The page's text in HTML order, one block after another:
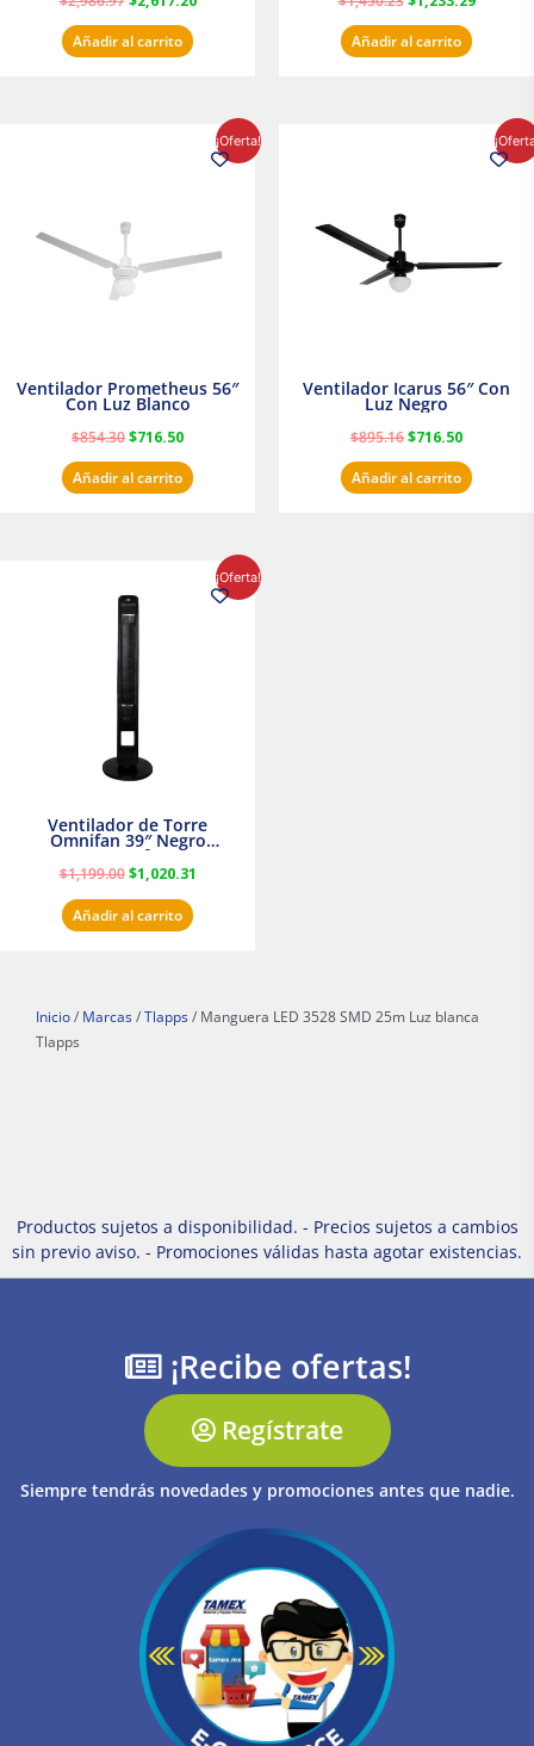
Añadir al carrito Añadir al carrito
¡Oferta!
Ventilador Prometheus 56″
Con Luz Blanco
$854.30$716.50
precio
actual
Añadir al carrito
Ventilador Icarus 56″ Con
Luz Negro
$895.16$716.50
precio
actual
Añadir al carrito
¡Oferta!
Ventilador de Torre
Omnifan 39″ Negro
Masterfan
$1,199.00
original
era:
$1,020.31
precio
actual
Añadir al carrito
Inicio / Marcas / Tlapps / Manguera LED 3528 SMD 25m Luz blanca
Tlapps
Productos sujetos a disponibilidad. - Precios sujetos a cambios
sin previo aviso. - Promociones válidas hasta agotar existencias.
¡Recibe ofertas!
Regístrate
Siempre tendrás novedades y promociones antes que nadie.